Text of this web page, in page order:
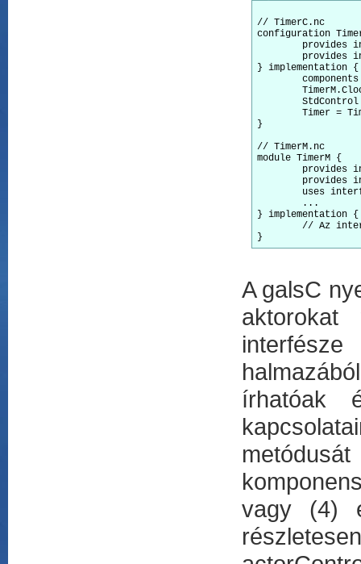
// TimerC.nc
configuration
} implementation {
}
// TimerM.nc
module TimerM {
} implementation {
A galsC
aktorokat
írhatóak
vagy (4)